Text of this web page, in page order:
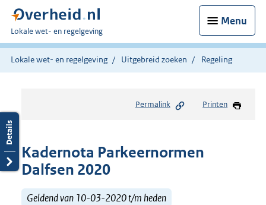
Menu
U
bent
hier:
Lokale wet- en regelgeving
Lokale wet- en regelgeving Uitgebreid zoeken Regeling
Permalink Printen
Kadernota Parkeernormen
Dalfsen 2020
Geldend van 10-03-2020 t/m heden